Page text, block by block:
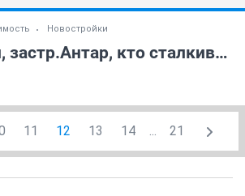
Новостройки
Пос.Светлый, застр.Антар, кто сталкивался? (часть 3)
11 12 13 14 ... 21